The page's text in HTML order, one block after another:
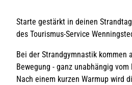
Starte gestärkt in deinen
des Tourismus-Service
Bei der Strandgymnastik kommen
Bewegung - ganz unabhängig
Nach einem kurzen Warmup wird